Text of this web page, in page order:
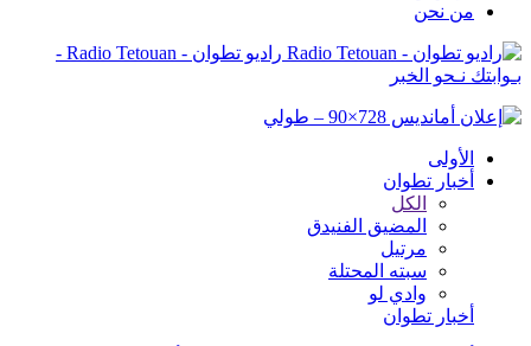
من نحن
راديو تطوان - Radio Tetouan -
بـوابتك نـحو الخبر
الأولى
أخبار تطوان
الكل
المضيق الفنيدق
مرتيل
سبته المحتلة
وادي لو
أخبار تطوان